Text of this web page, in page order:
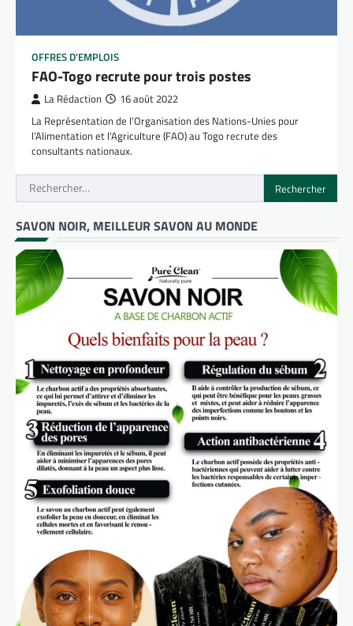
OFFRES D'EMPLOIS
FAO-Togo recrute pour trois postes
La Rédaction 16 août 2022
La Représentation de l’Organisation des Nations-Unies pour
l’Alimentation et l’Agriculture (FAO) au Togo recrute des
consultants nationaux.
Rechercher :
SAVON NOIR, MEILLEUR SAVON AU MONDE